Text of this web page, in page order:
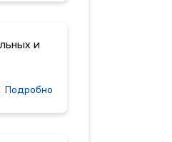
и
Подробно